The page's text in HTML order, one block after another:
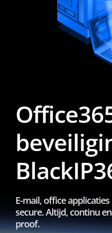
E-mail, office
secure. Altijd, continu
proof.